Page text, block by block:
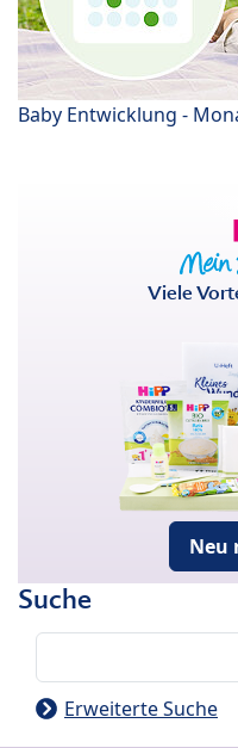
Baby Entwicklung -
Viele
Neu
Suche
Erweiterte Suche